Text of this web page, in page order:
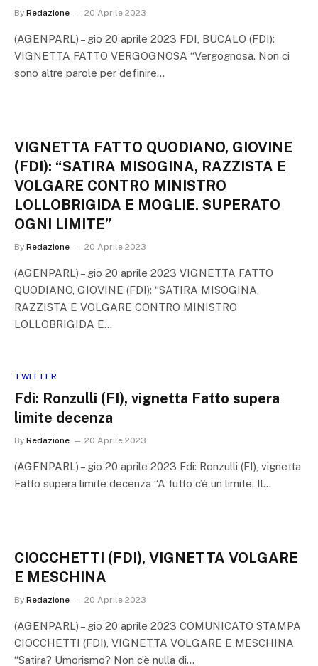
By Redazione 20 Aprile 2023
(AGENPARL) – gio 20 aprile 2023 FDI, BUCALO (FDI):
VIGNETTA FATTO VERGOGNOSA “Vergognosa. Non ci
sono altre parole per definire…
VIGNETTA FATTO QUODIANO, GIOVINE
(FDI): “SATIRA MISOGINA, RAZZISTA E
VOLGARE CONTRO MINISTRO
LOLLOBRIGIDA E MOGLIE. SUPERATO
OGNI LIMITE”
By Redazione 20 Aprile 2023
(AGENPARL) – gio 20 aprile 2023 VIGNETTA FATTO
QUODIANO, GIOVINE (FDI): “SATIRA MISOGINA,
RAZZISTA E VOLGARE CONTRO MINISTRO
LOLLOBRIGIDA E…
TWITTER
Fdi: Ronzulli (FI), vignetta Fatto supera
limite decenza
By Redazione 20 Aprile 2023
(AGENPARL) – gio 20 aprile 2023 Fdi: Ronzulli (FI), vignetta
Fatto supera limite decenza “A tutto c’è un limite. Il…
CIOCCHETTI (FDI), VIGNETTA VOLGARE
E MESCHINA
By Redazione 20 Aprile 2023
(AGENPARL) – gio 20 aprile 2023 COMUNICATO STAMPA
CIOCCHETTI (FDI), VIGNETTA VOLGARE E MESCHINA
“Satira? Umorismo? Non c’è nulla di…